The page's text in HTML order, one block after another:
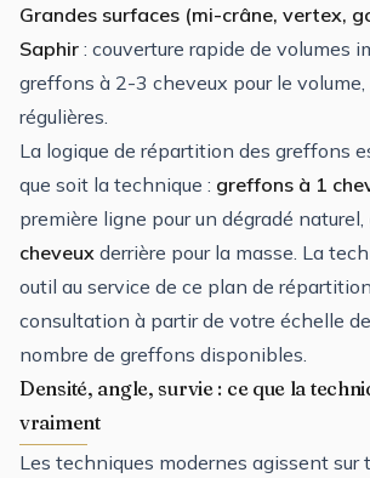
Grandes surfaces (mi-crâne, vertex,
Saphir : couverture rapide de volumes
greffons à 2-3 cheveux pour le
régulières.
La logique de répartition des greffons
que soit la technique : greffons à 1
première ligne pour un dégradé naturel,
cheveux derrière pour la masse. La
outil au service de ce plan de
consultation à partir de votre échelle de
nombre de greffons disponibles
Densité, angle, survie : ce que la
vraiment
Les techniques modernes agissent sur